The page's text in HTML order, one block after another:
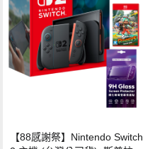
【88感謝祭】Nintendo Switch